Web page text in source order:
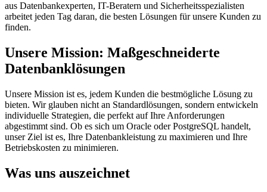
aus Datenbankexperten, IT-Beratern und Sicherheitsspezialisten
arbeitet jeden Tag daran, die besten Lösungen für unsere Kunden zu
finden.
Unsere Mission: Maßgeschneiderte
Datenbanklösungen
Unsere Mission ist es, jedem Kunden die bestmögliche Lösung zu
bieten. Wir glauben nicht an Standardlösungen, sondern entwickeln
individuelle Strategien, die perfekt auf Ihre Anforderungen
abgestimmt sind. Ob es sich um Oracle oder PostgreSQL handelt,
unser Ziel ist es, Ihre Datenbankleistung zu maximieren und Ihre
Betriebskosten zu minimieren.
Was uns auszeichnet